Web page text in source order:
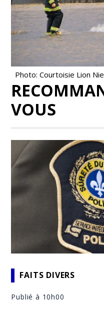
Photo: Courtoisie Lion
VOUS
FAITS DIVERS
Publié à 10h00